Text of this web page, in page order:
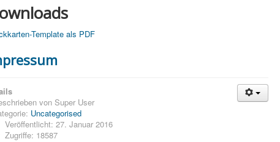
Template als PDF
von Super User
Uncategorised
Veröffentlicht: 27. Januar 2016
Zugriffe: 18587